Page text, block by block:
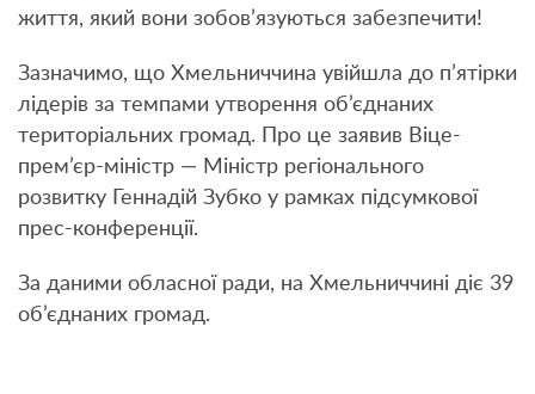
життя, який вони зобов’язуються забезпечити!
Зазначимо, що Хмельниччина увійшла до п’ятірки
лідерів за темпами утворення об’єднаних
територіальних громад. Про це заявив Віце-
прем’єр-міністр — Міністр регіонального
розвитку Геннадій Зубко у рамках підсумкової
прес-конференції.
За даними обласної ради, на Хмельниччині діє 39
об’єднаних громад.